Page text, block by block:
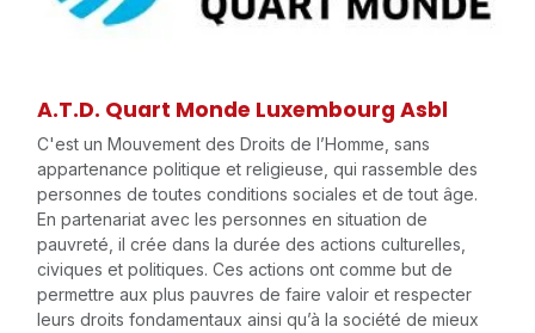
A.T.D. Quart Monde Luxembourg Asbl
C'est un Mouvement des Droits de l’Homme, sans
appartenance politique et religieuse, qui rassemble des
personnes de toutes conditions sociales et de tout âge.
En partenariat avec les personnes en situation de
pauvreté, il crée dans la durée des actions culturelles,
civiques et politiques. Ces actions ont comme but de
permettre aux plus pauvres de faire valoir et respecter
leurs droits fondamentaux ainsi qu’à la société de mieux